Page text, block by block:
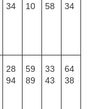
34
10
58
34
28
94
59
89
33
43
64
38